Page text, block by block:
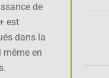
de
est
dans la
en